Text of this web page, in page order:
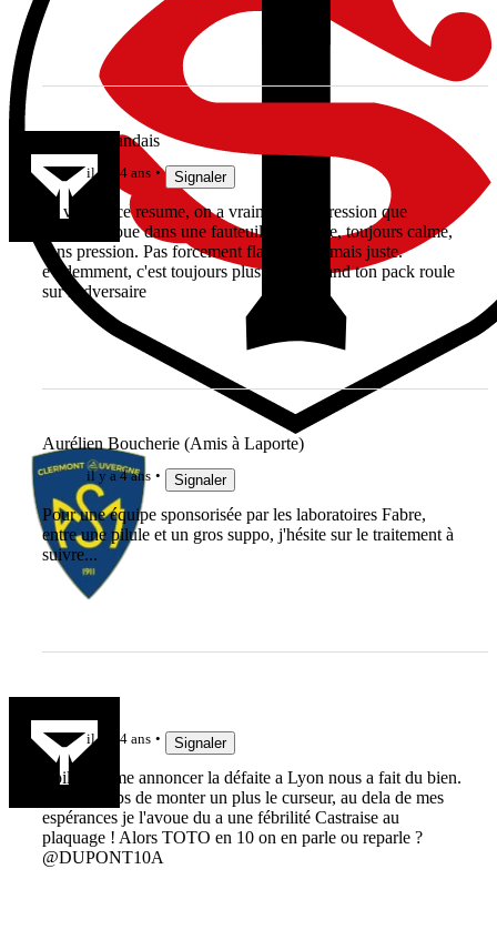
Le Haut Landais
il y a 4 ans Signaler
en voyant ce resume, on a vraiment l'impression que
Ntamack joue dans une fauteuil, tranquille, toujours calme,
sans pression. Pas forcement flamboyant mais juste.
evidemment, c'est toujours plus facile quand ton pack roule
sur l'adversaire
Aurélien Boucherie (Amis à Laporte)
il y a 4 ans Signaler
Pour une équipe sponsorisée par les laboratoires Fabre,
entre une pilule et un gros suppo, j'hésite sur le traitement à
suivre...
il y a 4 ans Signaler
Voila comme annoncer la défaite a Lyon nous a fait du bien.
Il etait temps de monter un plus le curseur, au dela de mes
espérances je l'avoue du a une fébrilité Castraise au
plaquage ! Alors TOTO en 10 on en parle ou reparle ?
@DUPONT10A